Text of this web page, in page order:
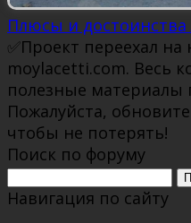
Плюсы и достоинства
✅Проект переехал
moylacetti.com. Весь
полезные материалы
Пожалуйста,
чтобы не потерять!
Поиск по форуму
Поиск:
Навигация по сайту